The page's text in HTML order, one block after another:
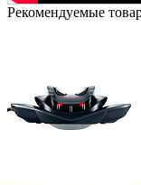
Рекомендуемые